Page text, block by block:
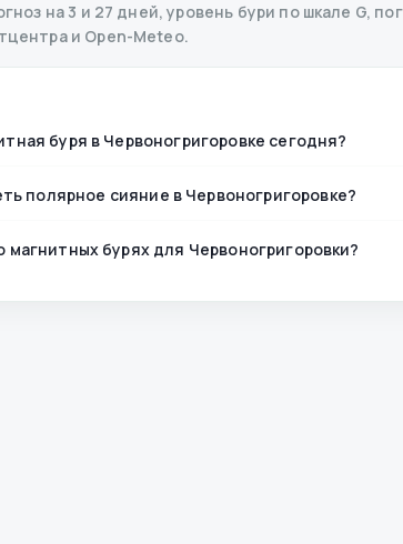
на 3 и 27 дней, уровень бури по шкале G,
и Open-Meteo.
буря в Червоногригоровке сегодня?
полярное сияние в Червоногригоровке?
магнитных бурях для Червоногригоровки?